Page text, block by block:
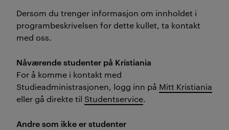
Dersom du trenger informasjon om innholdet i
programbeskrivelsen for dette kullet, ta kontakt
med oss.
Nåværende studenter på Kristiania
For å komme i kontakt med
Studieadministrasjonen, logg inn på Mitt Kristiania
eller gå direkte til Studentservice.
Andre som ikke er studenter